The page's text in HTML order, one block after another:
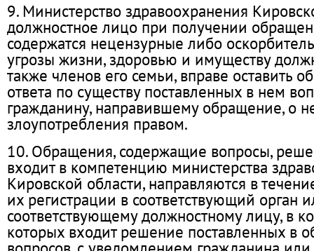
9. Министерство здравоохранения
должностное лицо при получении
содержатся нецензурные либо
угрозы жизни, здоровью и имуществу
также членов его семьи, вправе оставить
ответа по существу поставленных в нем
гражданину, направившему обращение, о
злоупотребления правом.
10. Обращения, содержащие вопросы,
входит в компетенцию министерства
Кировской области, направляются в
их регистрации в соответствующий орган
соответствующему должностному лицу, в
которых входит решение поставленных в